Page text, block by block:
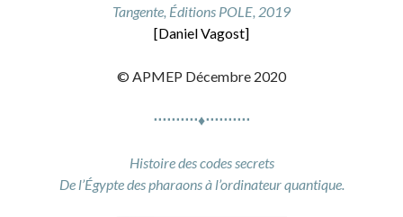
Tangente, Éditions POLE, 2019
[Daniel Vagost]
© APMEP Décembre 2020
⋅⋅⋅⋅⋅⋅⋅⋅⋅⋅♦⋅⋅⋅⋅⋅⋅⋅⋅⋅⋅
Histoire des codes secrets
De l’Égypte des pharaons à l’ordinateur quantique.